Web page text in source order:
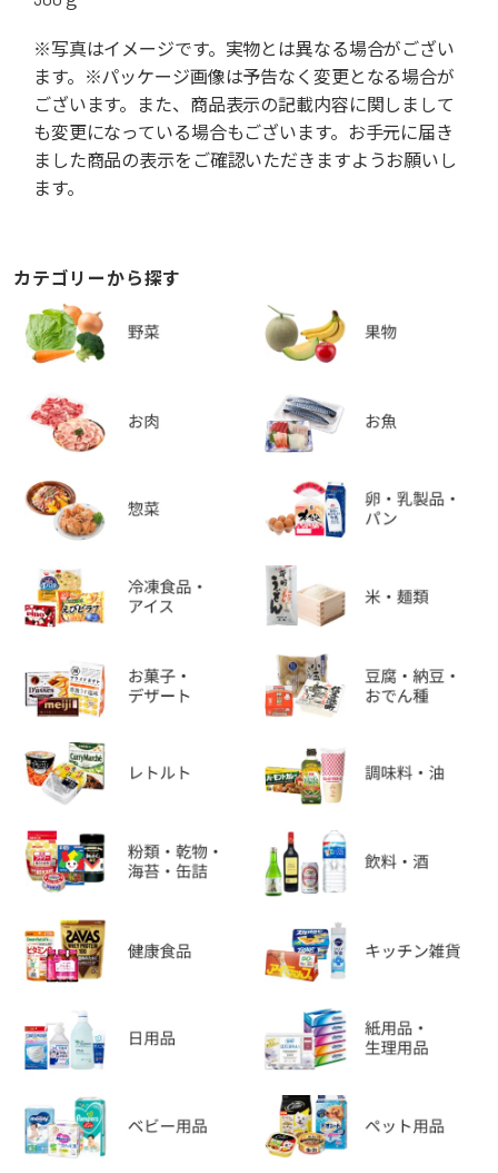
※写真はイメージです。実物とは異なる場合がござい
ます。※パッケージ画像は予告なく変更となる場合が
ございます。また、商品表示の記載内容に関しまして
も変更になっている場合もございます。お手元に届き
ました商品の表示をご確認いただきますようお願いし
ます。
カテゴリーから探す